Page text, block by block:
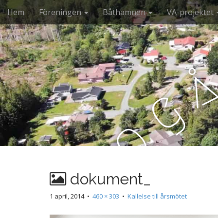
M
a
i
n
m
e
n
u
S
k
i
p
t
o
c
o
n
t
e
n
Hem Föreningen Båthamnen VA-projektet
b
og
dokument_
1 april, 2014• 460 × 303 • Kallelse till årsmötet